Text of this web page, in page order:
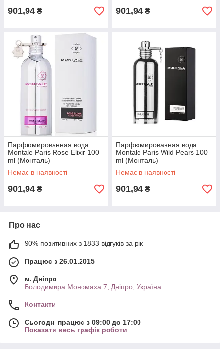
Женская парфюмерия Giorgio Armani Acqua Di Gioia
100 ml
901,94 ₴ 901,94 ₴
Парфюмированная вода
Montale Paris Rose Elixir 100
ml (Монталь)
Немає в наявності
901,94 ₴
Парфюмированная вода
Montale Paris Wild Pears 100
ml (Монталь)
Немає в наявності
901,94 ₴
Про нас
90% позитивних з 1833 відгуків за рік
Працює з 26.01.2015
м. Дніпро
Володимира Мономаха 7, Дніпро, Україна
Контакти
Сьогодні працює з 09:00 до 17:00
Показати весь графік роботи